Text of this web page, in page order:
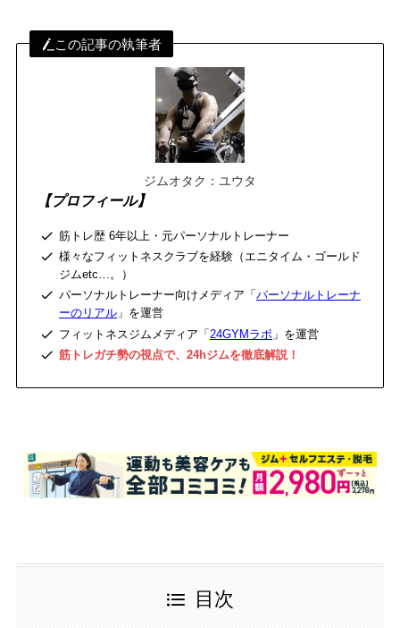
この記事の執筆者
ジムオタク：ユウタ
【プロフィール】
筋トレ歴 6年以上・元パーソナルトレーナー
様々なフィットネスクラブを経験（エニタイム・ゴールド
ジムetc…。）
パーソナルトレーナー向けメディア「 パーソナルトレーナ
ーのリアル」を運営
フィットネスジムメディア「24GYMラボ 」を運営
筋トレガチ勢の視点で、24hジムを徹底解説！
目次